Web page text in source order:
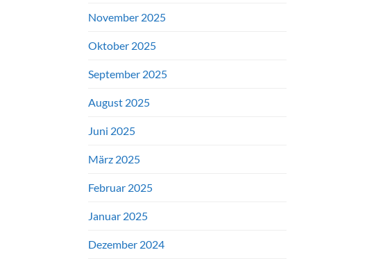
November 2025
Oktober 2025
September 2025
August 2025
Juni 2025
März 2025
Februar 2025
Januar 2025
Dezember 2024